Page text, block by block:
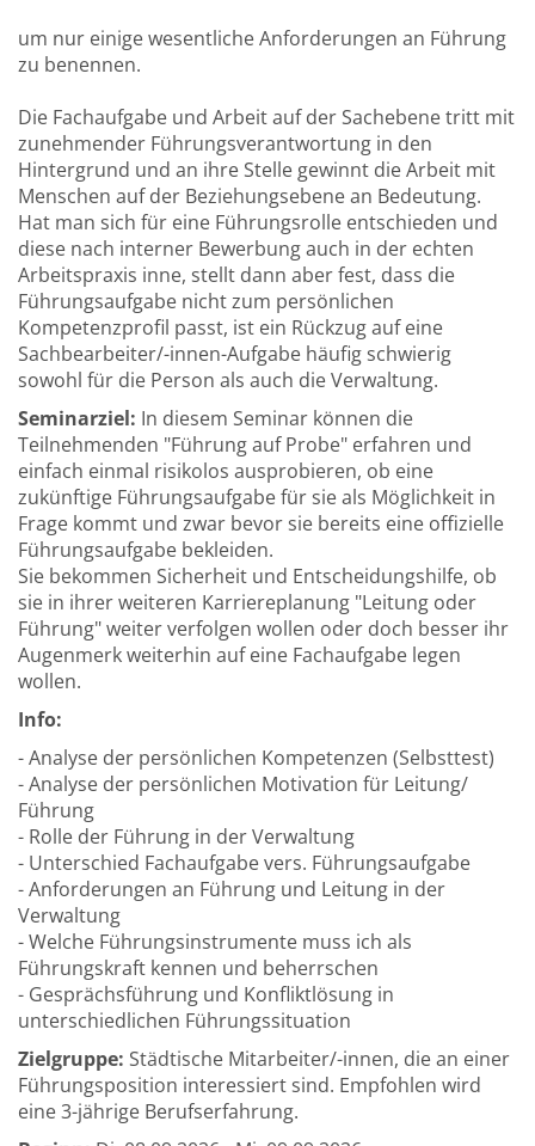
um nur einige wesentliche Anforderungen an Führung
zu benennen.
Die Fachaufgabe und Arbeit auf der Sachebene tritt mit
zunehmender Führungsverantwortung in den
Hintergrund und an ihre Stelle gewinnt die Arbeit mit
Menschen auf der Beziehungsebene an Bedeutung.
Hat man sich für eine Führungsrolle entschieden und
diese nach interner Bewerbung auch in der echten
Arbeitspraxis inne, stellt dann aber fest, dass die
Führungsaufgabe nicht zum persönlichen
Kompetenzprofil passt, ist ein Rückzug auf eine
Sachbearbeiter/-innen-Aufgabe häufig schwierig
sowohl für die Person als auch die Verwaltung.
Seminarziel: In diesem Seminar können die
Teilnehmenden "Führung auf Probe" erfahren und
einfach einmal risikolos ausprobieren, ob eine
zukünftige Führungsaufgabe für sie als Möglichkeit in
Frage kommt und zwar bevor sie bereits eine offizielle
Führungsaufgabe bekleiden.
Sie bekommen Sicherheit und Entscheidungshilfe, ob
sie in ihrer weiteren Karriereplanung "Leitung oder
Führung" weiter verfolgen wollen oder doch besser ihr
Augenmerk weiterhin auf eine Fachaufgabe legen
wollen.
Info:
- Analyse der persönlichen Kompetenzen (Selbsttest)
- Analyse der persönlichen Motivation für Leitung/
Führung
- Rolle der Führung in der Verwaltung
- Unterschied Fachaufgabe vers. Führungsaufgabe
- Anforderungen an Führung und Leitung in der
Verwaltung
- Welche Führungsinstrumente muss ich als
Führungskraft kennen und beherrschen
- Gesprächsführung und Konfliktlösung in
unterschiedlichen Führungssituation
Zielgruppe: Städtische Mitarbeiter/-innen, die an einer
Führungsposition interessiert sind. Empfohlen wird
eine 3-jährige Berufserfahrung.